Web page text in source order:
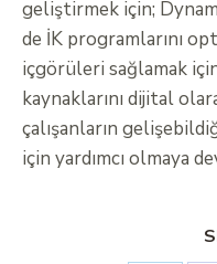
geliştirmek için;
de İK programlarını
içgörüleri sağlamak
kaynaklarını dijital
çalışanların
için yardımcı olmaya